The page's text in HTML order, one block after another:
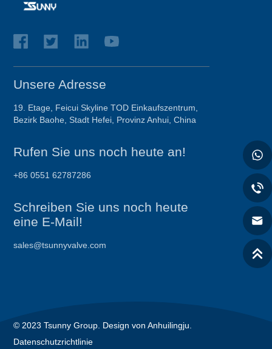
Unsere Adresse
19. Etage, Feicui Skyline TOD Einkaufszentrum,
Bezirk Baohe, Stadt Hefei, Provinz Anhui, China
Rufen Sie uns noch heute an!
+86 0551 62787286
Schreiben Sie uns noch heute
eine E-Mail!
sales@tsunnyvalve.com
© 2023 Tsunny Group. Design von Anhuilingju.
Datenschutzrichtlinie